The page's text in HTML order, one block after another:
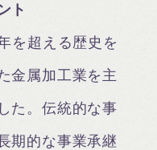
ト
を超える歴史を
金属加工業を主
た。伝統的な事
期的な事業承継